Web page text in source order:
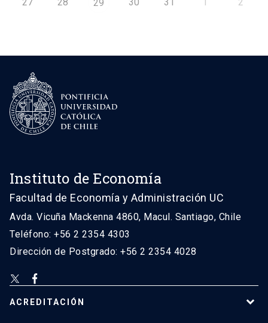
29
Instituto de Economía
Facultad de Economía y Administración UC
Avda. Vicuña Mackenna 4860, Macul. Santiago, Chile
Teléfono: +56 2 2354 4303
Dirección de Postgrado: +56 2 2354 4028
ACREDITACIÓN